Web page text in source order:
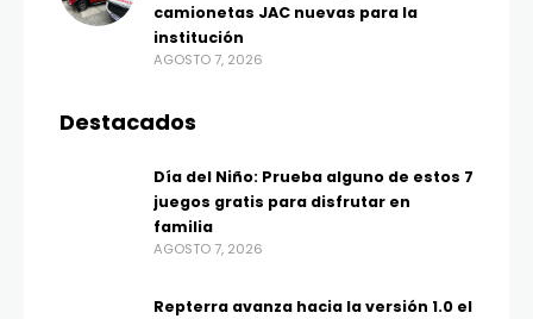
camionetas JAC nuevas para la
institución
AGOSTO 7, 2026
Destacados
Día del Niño: Prueba alguno de estos 7
juegos gratis para disfrutar en
familia
AGOSTO 7, 2026
Repterra avanza hacia la versión 1.0 el